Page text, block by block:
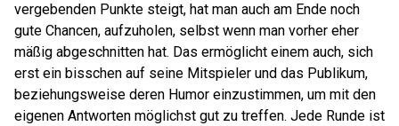
vergebenden Punkte steigt, hat man auch am Ende noch
gute Chancen, aufzuholen, selbst wenn man vorher eher
mäßig abgeschnitten hat. Das ermöglicht einem auch, sich
erst ein bisschen auf seine Mitspieler und das Publikum,
beziehungsweise deren Humor einzustimmen, um mit den
eigenen Antworten möglichst gut zu treffen. Jede Runde ist